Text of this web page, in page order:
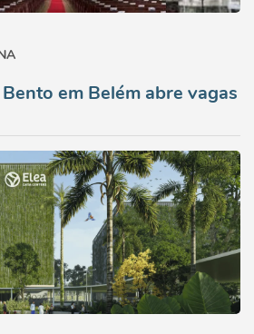
em Belém abre vagas